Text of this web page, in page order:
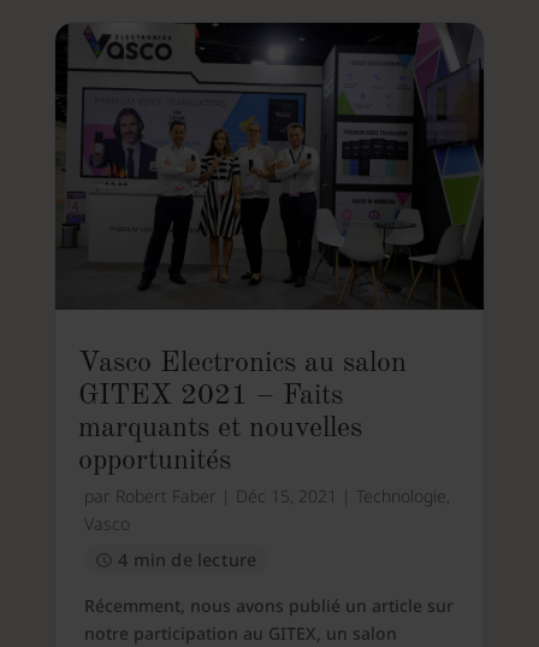
Vasco Electronics au salon
GITEX 2021 – Faits
marquants et nouvelles
opportunités
par Robert Faber Déc 15, 2021 Technologie
Vasco
4 min de lecture
Récemment, nous avons publié un article sur
notre participation au GITEX, un salon